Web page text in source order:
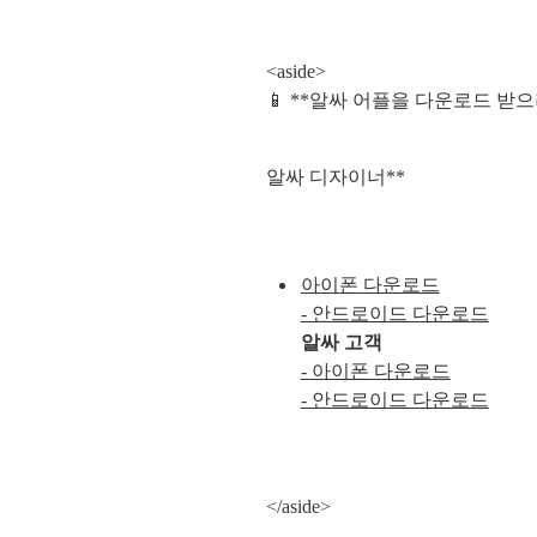
<aside>
📱 **알싸 어플을 다운로드 받
알싸 디자이너**
아이폰 다운로드
- 안드로이드 다운로드
알싸 고객
- 아이폰 다운로드
- 안드로이드 다운로드
</aside>